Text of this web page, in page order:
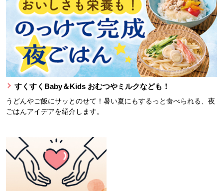
すくすくBaby＆Kids おむつやミルクなども！
うどんやご飯にサッとのせて！暑い夏にもするっと食べられる、夜
ごはんアイデアを紹介します。